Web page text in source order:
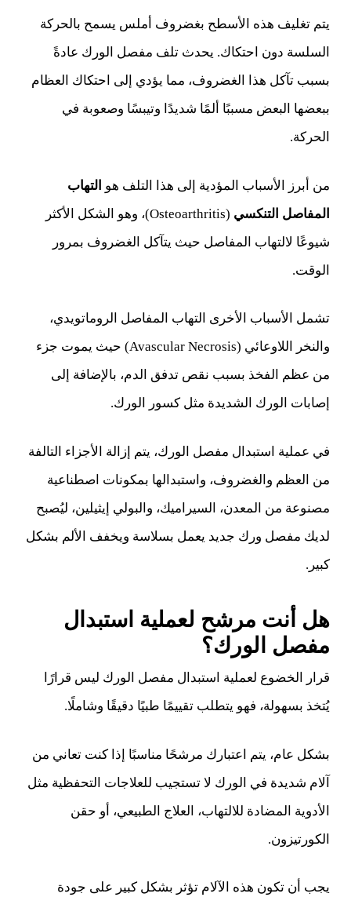
يتم تغليف هذه الأسطح بغضروف أملس يسمح بالحركة
السلسة دون احتكاك. يحدث تلف مفصل الورك عادةً
بسبب تآكل هذا الغضروف، مما يؤدي إلى احتكاك العظام
ببعضها البعض مسببًا ألمًا شديدًا وتيبسًا وصعوبة في
الحركة.
من أبرز الأسباب المؤدية إلى هذا التلف هو التهاب
المفاصل التنكسي
(Osteoarthritis)، وهو الشكل الأكثر
شيوعًا لالتهاب المفاصل حيث يتآكل الغضروف بمرور
الوقت.
تشمل الأسباب الأخرى التهاب المفاصل الروماتويدي،
والنخر اللاوعائي (Avascular Necrosis) حيث يموت جزء
من عظم الفخذ بسبب نقص تدفق الدم، بالإضافة إلى
إصابات الورك الشديدة مثل كسور الورك.
في عملية استبدال مفصل الورك، يتم إزالة الأجزاء التالفة
من العظم والغضروف، واستبدالها بمكونات اصطناعية
مصنوعة من المعدن، السيراميك، والبولي إيثيلين، ليُصبح
لديك مفصل ورك جديد يعمل بسلاسة ويخفف الألم بشكل
كبير.
هل أنت مرشح لعملية استبدال
مفصل الورك؟
قرار الخضوع لعملية استبدال مفصل الورك ليس قرارًا
يُتخذ بسهولة، فهو يتطلب تقييمًا طبيًا دقيقًا وشاملًا.
بشكل عام، يتم اعتبارك مرشحًا مناسبًا إذا كنت تعاني من
آلام شديدة في الورك لا تستجيب للعلاجات التحفظية مثل
الأدوية المضادة للالتهاب، العلاج الطبيعي، أو حقن
الكورتيزون.
يجب أن تكون هذه الآلام تؤثر بشكل كبير على جودة